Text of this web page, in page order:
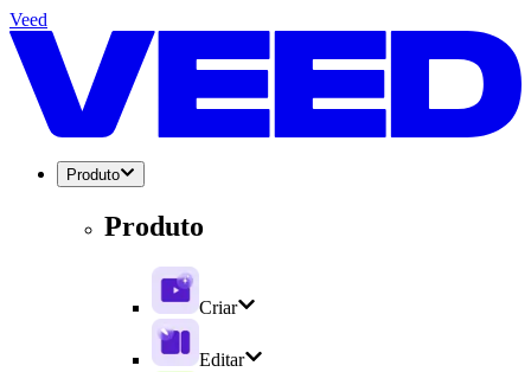
Veed
Produto
Produto
Criar
Editar